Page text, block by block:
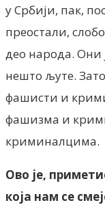
у Србији, пак,
преостали,
део народа. Они
нешто љуте.
фашисти и
фашизма и
криминалцима.
Ово је,
која нам се